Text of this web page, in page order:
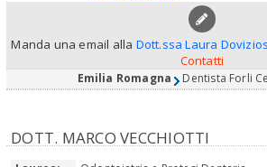
Manda una email alla Dott.ssa Laura
Contatti
Emilia Romagna Dentista Forli
DOTT. MARCO VECCHIOTTI